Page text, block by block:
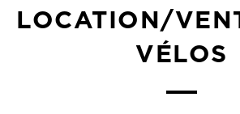
LOCATION/
VÉLOS